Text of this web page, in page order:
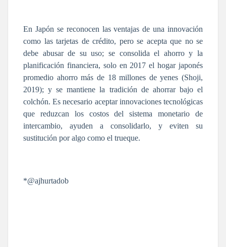
En Japón se reconocen las ventajas de una innovación
como las tarjetas de crédito, pero se acepta que no se
debe abusar de su uso; se consolida el ahorro y la
planificación financiera, solo en 2017 el hogar japonés
promedio ahorro más de 18 millones de yenes (Shoji,
2019); y se mantiene la tradición de ahorrar bajo el
colchón. Es necesario aceptar innovaciones tecnológicas
que reduzcan los costos del sistema monetario de
intercambio, ayuden a consolidarlo, y eviten su
sustitución por algo como el trueque.
*@ajhurtadob